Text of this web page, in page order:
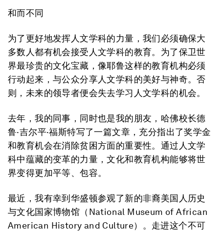
和而不同
为了更好地发挥人文学科的力量，我们必须确保大
多数人都有机会接受人文学科的教育。为了保卫世
界最珍贵的文化宝藏，像耶鲁这样的教育机构必须
行动起来，与公众分享人文学科的美好与神奇。否
则，未来的领导者便会失去学习人文学科的机会。
去年，我的同事，同时也是我的朋友，哈佛校长德
鲁·吉尔平·福斯特写了一篇文章，充分指出了奖学金
和教育机会在消除贫困方面的重要性。通过人文学
科中蕴藏的变革的力量，文化和教育机构能够将世
界变得更加平等、包容。
最近，我有幸到华盛顿参观了新的非裔美国人历史
与文化国家博物馆（National Museum of African
American History and Culture）。走进这个不可